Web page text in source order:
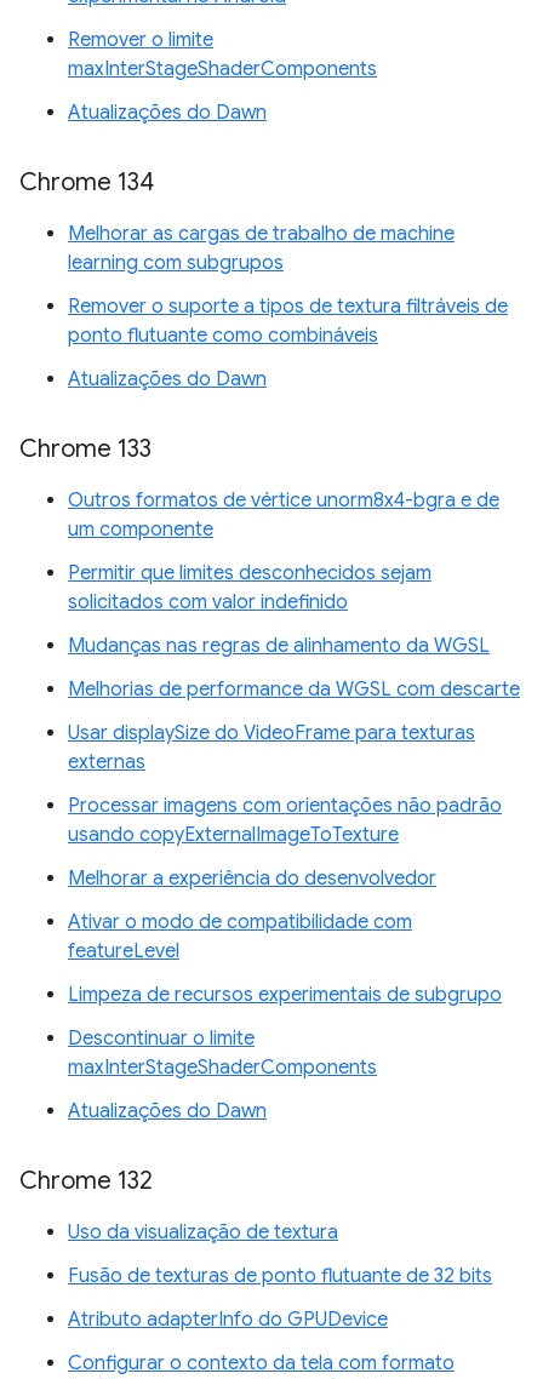
Remover o limite
maxInterStageShaderComponents
Atualizações do Dawn
Chrome 134
Melhorar as cargas de trabalho de machine
learning com subgrupos
Remover o suporte a tipos de textura filtráveis de
ponto flutuante como combináveis
Atualizações do Dawn
Chrome 133
Outros formatos de vértice unorm8x4-bgra e de
um componente
Permitir que limites desconhecidos sejam
solicitados com valor indefinido
Mudanças nas regras de alinhamento da WGSL
Melhorias de performance da WGSL com descarte
Usar displaySize do VideoFrame para texturas
externas
Processar imagens com orientações não padrão
usando copyExternalImageToTexture
Melhorar a experiência do desenvolvedor
Ativar o modo de compatibilidade com
featureLevel
Limpeza de recursos experimentais de subgrupo
Descontinuar o limite
maxInterStageShaderComponents
Atualizações do Dawn
Chrome 132
Uso da visualização de textura
Fusão de texturas de ponto flutuante de 32 bits
Atributo adapterInfo do GPUDevice
Configurar o contexto da tela com formato